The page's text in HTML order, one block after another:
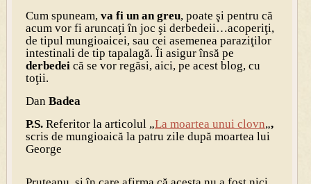
Cum spuneam, va fi un an greu, poate şi pentru că
acum vor fi aruncaţi în joc şi derbedeii…acoperiţi,
de tipul mungioaicei, sau cei asemenea paraziţilor
intestinali de tip tapalagă. Îi asigur însă pe
derbedei că se vor regăsi, aici, pe acest blog, cu
toţii.
Dan Badea
P.S.Referitor la articolul „La moartea unui clovn„,
scris de mungioaică la patru zile după moartea lui
George